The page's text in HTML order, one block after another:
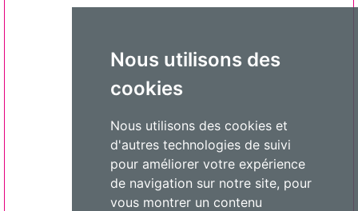
Nous utilisons des
cookies
Nous utilisons des cookies et
d'autres technologies de suivi
pour améliorer votre expérience
de navigation sur notre site, pour
vous montrer un contenu